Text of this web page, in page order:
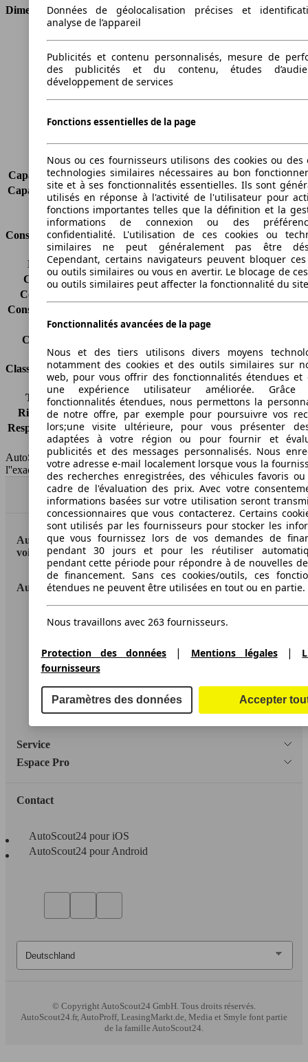
Dimensions
Longueur
3918 mm
Hauteur
1429 mm
Largeur
1685 mm
Empattement
Poids maximum
1525 kg
3
Sièges
5
Charge sur toit
75 kg
Capacité de remorquage (sans freins) -
Capacité de remorquage (avec freins) 900 kg
Volume du coffre
268 - 945 l
Consommation
Émissions de CO2*
153 g/km (komb.)
Consommation (ville)
8.8 l/100km
Consommation (route)
Consommation (combinée)*
Classe d'émissions
pas d'information
Capacité du réservoir
Classes d'assurance
Tous risques
-
Risques partiels
-
Responsabilité civile -
HSN/TSN
MFD13x1Cxxxx/n.c.
AutoScout24 France SAS décline toute responsabilité concernant
l''exactitude des indications fournies.
Haut
AutoScout24: la plus grande plateforme en ligne de
voitures en Europe
AutoScout24
A propos d'AutoScout24
Informations légales
Protection des données
Accessibility Statement
Service
Espace Pro
Contact
AutoScout24 pour iOS
AutoScout24 pour Android
© CopyrightAutoScout24 GmbH. Tous droits réservés.
AutoScout24.fr, AutoProff, LeasingMarkt.de, Media et Smyle font partie
de la famille AutoScout24.
Données de géolocalisation précises et
analyse de l’appareil
Publicités et contenu personnalisés, mesure de
des publicités et du contenu, études
développement de services
Fonctions essentielles de la page
Nous ou ces fournisseurs utilisons des cookies ou des
technologies similaires nécessaires au bon
site et à ses fonctionnalités essentielles. Ils sont
utilisés en réponse à l'activité de l'utilisateur pour
fonctions importantes telles que la définition et la
informations de connexion ou des
confidentialité. L'utilisation de ces cookies ou
similaires ne peut généralement pas être
Cependant, certains navigateurs peuvent bloquer ces
ou outils similaires ou vous en avertir. Le blocage de
ou outils similaires peut affecter la fonctionnalité du
Fonctionnalités avancées de la page
Nous et des tiers utilisons divers moyens
notamment des cookies et des outils similaires sur
web, pour vous offrir des fonctionnalités étendues et
une expérience utilisateur améliorée.
fonctionnalités étendues, nous permettons la
de notre offre, par exemple pour poursuivre vos
lors;une visite ultérieure, pour vous présenter
adaptées à votre région ou pour fournir et
publicités et des messages personnalisés. Nous
votre adresse e-mail localement lorsque vous la
des recherches enregistrées, des véhicules favoris
cadre de l'évaluation des prix. Avec votre
informations basées sur votre utilisation seront
concessionnaires que vous contacterez. Certains
sont utilisés par les fournisseurs pour stocker les
que vous fournissez lors de vos demandes de
pendant 30 jours et pour les réutiliser
pendant cette période pour répondre à de nouvelles
de financement. Sans ces cookies/outils, ces
étendues ne peuvent être utilisées en tout ou en partie.
Nous travaillons avec 263 fournisseurs.
Protection des données | Mentions légales|
fournisseurs
Paramètres des données Accepter